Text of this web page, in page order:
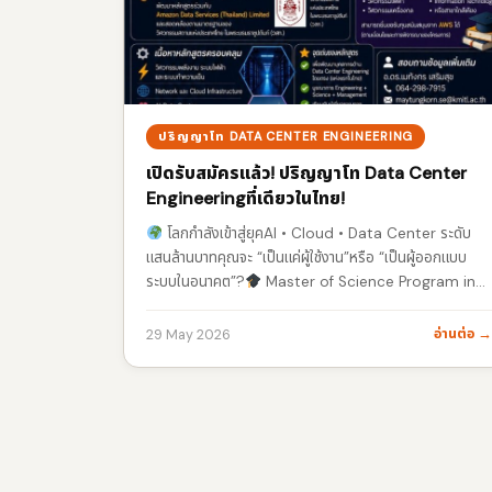
ปริญญาโท DATA CENTER ENGINEERING
เปิดรับสมัครแล้ว! ปริญญาโท Data Center
Engineeringที่เดียวในไทย!
โลกกำลังเข้าสู่ยุคAI • Cloud • Data Center ระดับ
แสนล้านบาทคุณจะ “เป็นแค่ผู้ใช้งาน”หรือ “เป็นผู้ออกแบบ
ระบบในอนาคต”?
Master of Science Program in
Data Center Engineering
…
29 May 2026 อ่านต่อ →